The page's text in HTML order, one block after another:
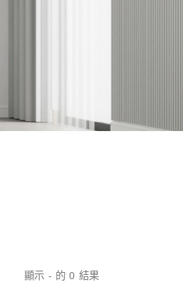
顯示 - 的 0 結果